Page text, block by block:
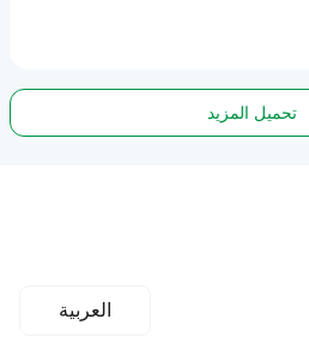
تحميل المزيد
العربية